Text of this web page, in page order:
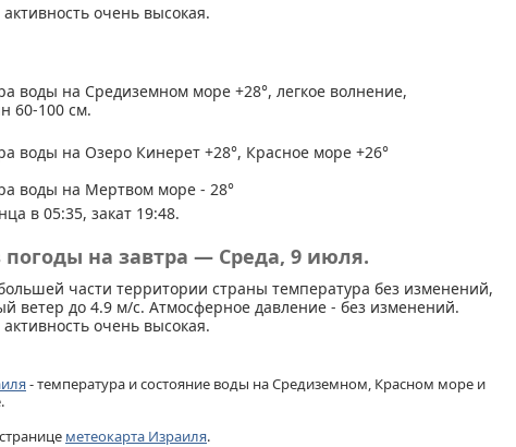
очень высокая.
воды на Средиземном море +28°, легкое волнение,
60-100 см.
воды на Озеро Кинерет +28°, Красное море +26°
воды на Мертвом море - 28°
в 05:35, закат 19:48.
погоды на завтра — Среда, 9 июля.
части территории страны температура без изменений,
ветер до 4.9 м/с. Атмосферное давление - без изменений.
очень высокая.
- температура и состояние воды на Средиземном, Красном море и
метеокарта Израиля.